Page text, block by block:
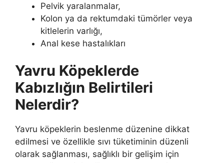
Pelvik yaralanmalar,
Kolon ya da rektumdaki tümörler veya
kitlelerin varlığı,
Anal kese hastalıkları
Yavru Köpeklerde
Kabızlığın Belirtileri
Nelerdir?
Yavru köpeklerin beslenme düzenine dikkat
edilmesi ve özellikle sıvı tüketiminin düzenli
olarak sağlanması, sağlıklı bir gelişim için